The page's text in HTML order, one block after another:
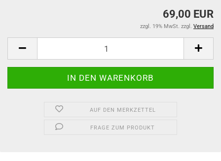
69,00 EUR
zzgl. 19% MwSt. zzgl. Versand
AUF DEN MERKZETTEL
FRAGE ZUM PRODUKT